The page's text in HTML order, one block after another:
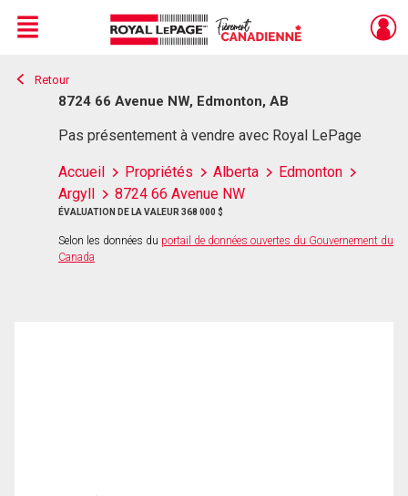
Live
En Direct
Menu
Retour
8724 66 Avenue NW, Edmonton, AB
Pas présentement à vendre avec Royal LePage
Accueil Propriétés Alberta
Edmonton
Argyll
8724 66 Avenue NW
ÉVALUATION DE LA VALEUR 368 000 $
Selon les données du portail de données ouvertes du Gouvernement du
Canada